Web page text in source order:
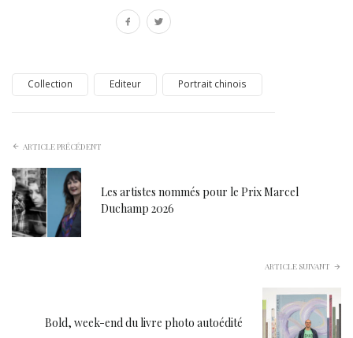
Collection Editeur Portrait chinois
ARTICLE PRÉCÉDENT
Les artistes nommés pour le Prix Marcel
Duchamp 2026
ARTICLE SUIVANT
Bold, week-end du livre photo autoédité